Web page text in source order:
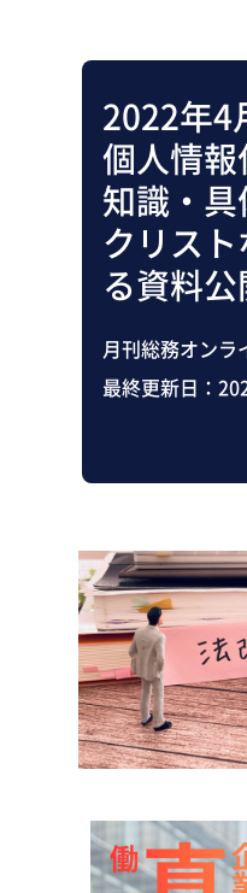
2022年4
個人情
知識・
クリス
る資料公
月刊総務オンラ
最終更新日：